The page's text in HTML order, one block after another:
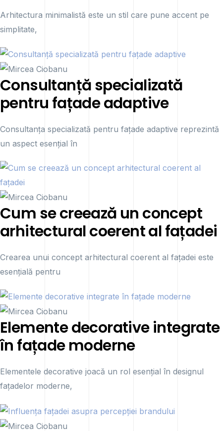
Arhitectura minimalistă este un stil care pune accent pe
simplitate,
Consultanță specializată
pentru fațade adaptive
Consultanța specializată pentru fațade adaptive reprezintă
un aspect esențial în
Cum se creează un concept
arhitectural coerent al fațadei
Crearea unui concept arhitectural coerent al fațadei este
esențială pentru
Elemente decorative integrate
în fațade moderne
Elementele decorative joacă un rol esențial în designul
fațadelor moderne,